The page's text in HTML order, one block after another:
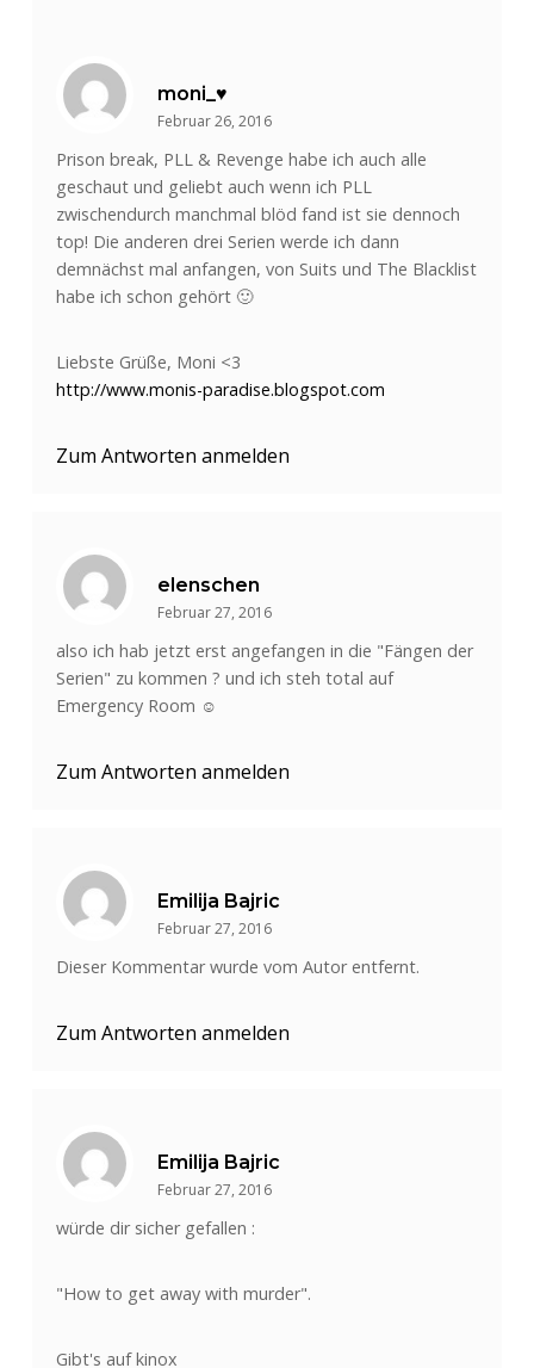
moni_♥
Februar 26, 2016
Prison break, PLL & Revenge habe ich auch alle
geschaut und geliebt auch wenn ich PLL
zwischendurch manchmal blöd fand ist sie dennoch
top! Die anderen drei Serien werde ich dann
demnächst mal anfangen, von Suits und The Blacklist
habe ich schon gehört 🙂
Liebste Grüße, Moni <3
http://www.monis-paradise.blogspot.com
Zum Antworten anmelden
elenschen
Februar 27, 2016
also ich hab jetzt erst angefangen in die "Fängen der
Serien" zu kommen ? und ich steh total auf
Emergency Room ☺️
Zum Antworten anmelden
Emilija Bajric
Februar 27, 2016
Dieser Kommentar wurde vom Autor entfernt.
Zum Antworten anmelden
Emilija Bajric
Februar 27, 2016
würde dir sicher gefallen :
"How to get away with murder".
Gibt's auf kinox